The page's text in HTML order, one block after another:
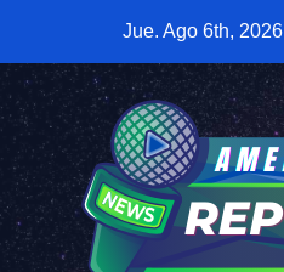
contenido
Jue. Ago 6th, 2026